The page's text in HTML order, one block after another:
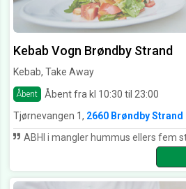
Kebab Vogn Brøndby Strand
Kebab, Take Away
Åbent Åbent fra kl 10:30 til 23:00
Tjørnevangen 1, 2660 Brøndby Strand
ABHI i mangler hummus ellers fem